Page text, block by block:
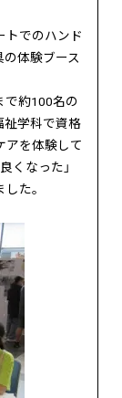
トでのハンド
体験ブース
で約100名の
祉学科で資格
アを体験して
くなった」
た。